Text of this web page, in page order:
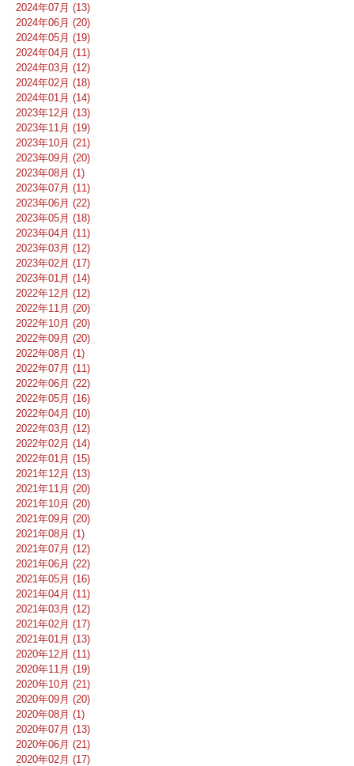
2024年07月 (13)
2024年06月 (20)
2024年05月 (19)
2024年04月 (11)
2024年03月 (12)
2024年02月 (18)
2024年01月 (14)
2023年12月 (13)
2023年11月 (19)
2023年10月 (21)
2023年09月 (20)
2023年08月 (1)
2023年07月 (11)
2023年06月 (22)
2023年05月 (18)
2023年04月 (11)
2023年03月 (12)
2023年02月 (17)
2023年01月 (14)
2022年12月 (12)
2022年11月 (20)
2022年10月 (20)
2022年09月 (20)
2022年08月 (1)
2022年07月 (11)
2022年06月 (22)
2022年05月 (16)
2022年04月 (10)
2022年03月 (12)
2022年02月 (14)
2022年01月 (15)
2021年12月 (13)
2021年11月 (20)
2021年10月 (20)
2021年09月 (20)
2021年08月 (1)
2021年07月 (12)
2021年06月 (22)
2021年05月 (16)
2021年04月 (11)
2021年03月 (12)
2021年02月 (17)
2021年01月 (13)
2020年12月 (11)
2020年11月 (19)
2020年10月 (21)
2020年09月 (20)
2020年08月 (1)
2020年07月 (13)
2020年06月 (21)
2020年02月 (17)